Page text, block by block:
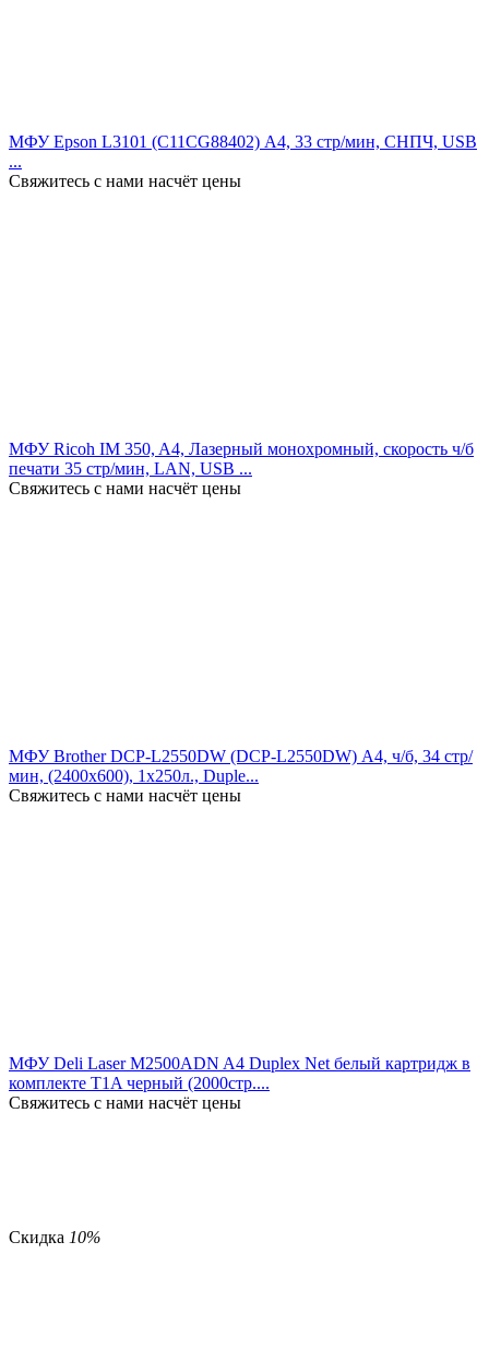
МФУ Epson L3101 (C11CG88402) А4, 33 стр/мин, СНПЧ, USB
...
Свяжитесь с нами насчёт цены
МФУ Ricoh IM 350, A4, Лазерный монохромный, скорость ч/б
печати 35 стр/мин, LAN, USB ...
Свяжитесь с нами насчёт цены
МФУ Brother DCP-L2550DW (DCP-L2550DW) А4, ч/б, 34 стр/
мин, (2400x600), 1х250л., Duple...
Свяжитесь с нами насчёт цены
МФУ Deli Laser M2500ADN A4 Duplex Net белый картридж в
комплекте T1A черный (2000стр....
Свяжитесь с нами насчёт цены
Скидка 10%